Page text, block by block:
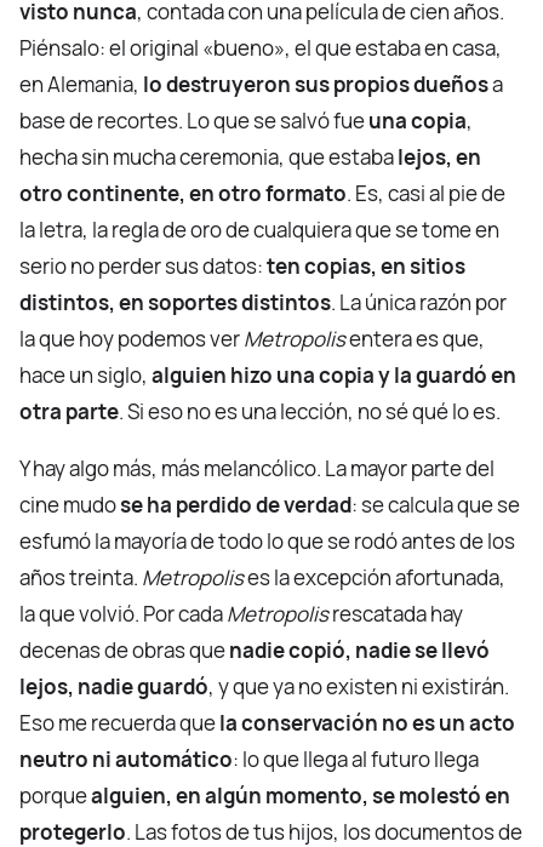
visto nunca, contada con una película de cien años.
Piénsalo: el original «bueno», el que estaba en casa,
en Alemania, lo destruyeron sus propios dueñosa
base de recortes. Lo que se salvó fueuna copia,
hecha sin mucha ceremonia, que estabalejos, en
otro continente, en otro formato. Es, casi al pie de
la letra, la regla de oro de cualquiera que se tome en
serio no perder sus datos:ten copias, en sitios
distintos, en soportes distintos. La única razón por
la que hoy podemos verMetropolisentera es que,
hace un siglo, alguien hizo una copia y la guardó en
otra parte. Si eso no es una lección, no sé qué lo es.
Y hay algo más, más melancólico. La mayor parte del
cine mudose ha perdido de verdad: se calcula que se
esfumó la mayoría de todo lo que se rodó antes de los
años treinta. Metropolises la excepción afortunada,
la que volvió. Por cadaMetropolisrescatada hay
decenas de obras quenadie copió, nadie se llevó
lejos, nadie guardó, y que ya no existen ni existirán.
Eso me recuerda quela conservación no es un acto
neutro ni automático: lo que llega al futuro llega
porquealguien, en algún momento, se molestó en
protegerlo. Las fotos de tus hijos, los documentos de